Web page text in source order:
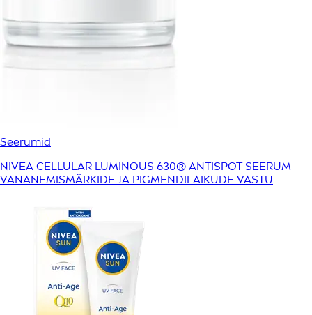
Seerumid
NIVEA CELLULAR LUMINOUS 630® ANTISPOT SEERUM
VANANEMISMÄRKIDE JA PIGMENDILAIKUDE VASTU